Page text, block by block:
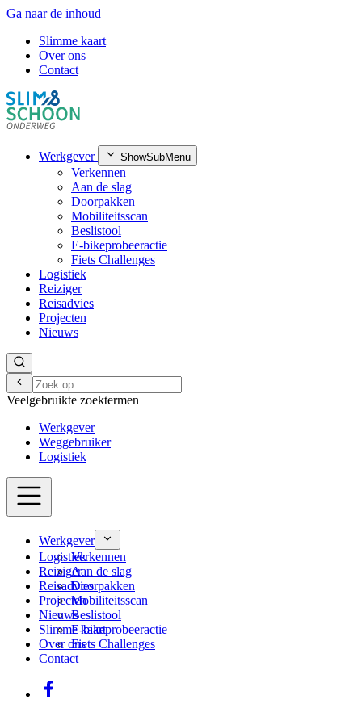
Ga naar de inhoud
Slimme kaart
Over ons
Contact
Werkgever ShowSubMenu
Verkennen
Aan de slag
Doorpakken
Mobiliteitsscan
Beslistool
E-bikeprobeeractie
Fiets Challenges
Logistiek
Reiziger
Reisadvies
Projecten
Nieuws
Veelgebruikte zoektermen
Werkgever
Weggebruiker
Logistiek
Werkgever
Verkennen
Aan de slag
Doorpakken
Mobiliteitsscan
Beslistool
E-bikeprobeeractie
Fiets Challenges
Logistiek
Reiziger
Reisadvies
Projecten
Nieuws
Slimme kaart
Over ons
Contact